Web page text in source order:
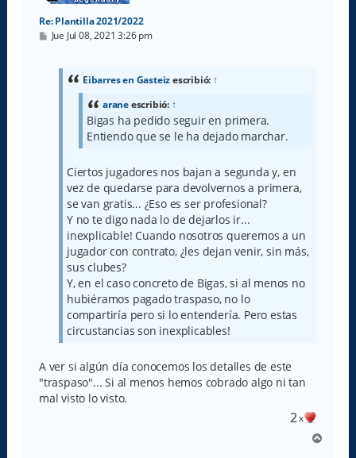
Re: Plantilla 2021/2022
M
Jue Jul 08, 2021 3:26 pm
Eibarres en Gasteizescribió: ↑
araneescribió: ↑
Bigas ha pedido seguir en primera.
Entiendo que se le ha dejado marchar.
Ciertos jugadores nos bajan a segunda y, en
vez de quedarse para devolvernos a primera,
se van gratis... ¿Eso es ser profesional?
Y no te digo nada lo de dejarlos ir...
inexplicable! Cuando nosotros queremos a un
jugador con contrato, ¿les dejan venir, sin más,
sus clubes?
Y, en el caso concreto de Bigas, si al menos no
hubiéramos pagado traspaso, no lo
compartiría pero si lo entendería. Pero estas
circustancias son inexplicables!
A ver si algún día conocemos los detalles de este
"traspaso"... Si al menos hemos cobrado algo ni tan
mal visto lo visto.
2x